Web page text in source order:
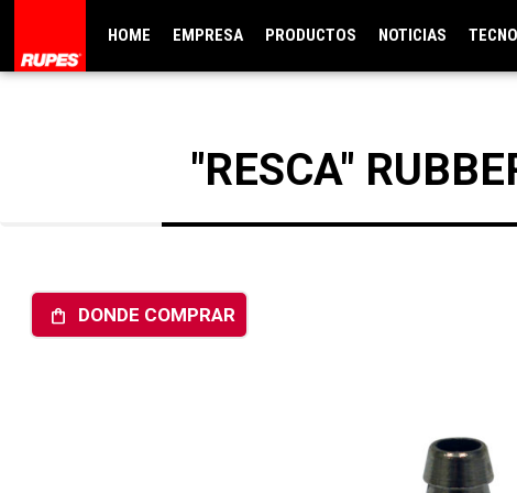
HOME EMPRESA PRODUCTOS NOTICIAS
"RESCA"
shopping_bag DONDE COMPRAR